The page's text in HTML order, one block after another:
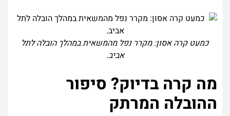
כמעט קרה אסון: מקרר נפל מהמשאית במהלך הובלה לתל
אביב.
מה קרה בדיוק? סיפור
ההובלה המרתק